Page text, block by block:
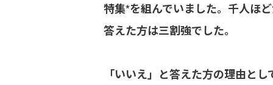
特集*を組んでいました。千人ほ
答えた方は三割強でした。
「いいえ」と答えた方の理由と